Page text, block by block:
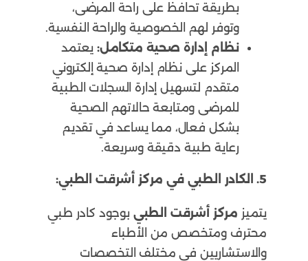
بطريقة تحافظ على راحة المرضى،
وتوفر لهم الخصوصية والراحة النفسية.
نظام إدارة صحية متكامل: يعتمد
المركز على نظام إدارة صحية إلكتروني
متقدم لتسهيل إدارة السجلات الطبية
للمرضى ومتابعة حالاتهم الصحية
بشكل فعال، مما يساعد في تقديم
رعاية طبية دقيقة وسريعة.
5. الكادر الطبي في مركز أشرقت الطبي:
يتميز مركز أشرقت الطبي بوجود كادر طبي
محترف ومتخصص من الأطباء
والاستشاريين في مختلف التخصصات